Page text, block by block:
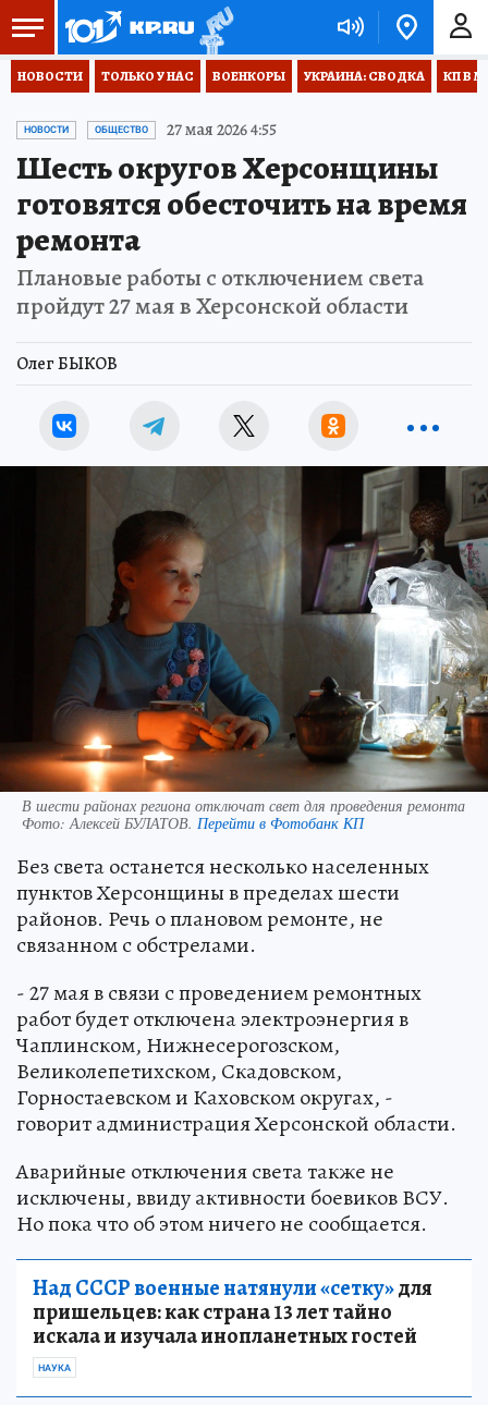
НОВОСТИ ТОЛЬКО У НАС ВОЕНКОРЫ УКРАИНА: СВОДКА КП В
НОВОСТИ ОБЩЕСТВО 27 мая 2026 4:55
Шесть округов Херсонщины
готовятся обесточить на время
ремонта
Плановые работы с отключением света
пройдут 27 мая в Херсонской области
Олег БЫКОВ
В шести районах региона отключат свет для проведения ремонта
Фото:Алексей БУЛАТОВ. Перейти в Фотобанк КП
Без света останется несколько населенных
пунктов Херсонщины в пределах шести
районов. Речь о плановом ремонте, не
связанном с обстрелами.
- 27 мая в связи с проведением ремонтных
работ будет отключена электроэнергия в
Чаплинском, Нижнесерогозском,
Великолепетихском, Скадовском,
Горностаевском и Каховском округах, -
говорит администрация Херсонской области.
Аварийные отключения света также не
исключены, ввиду активности боевиков ВСУ.
Но пока что об этом ничего не сообщается.
Над СССР военные натянули «сетку»для
пришельцев: как страна 13 лет тайно
искала и изучала инопланетных гостей
НАУКА